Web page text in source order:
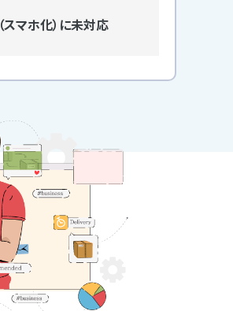
マホ化）に未対応